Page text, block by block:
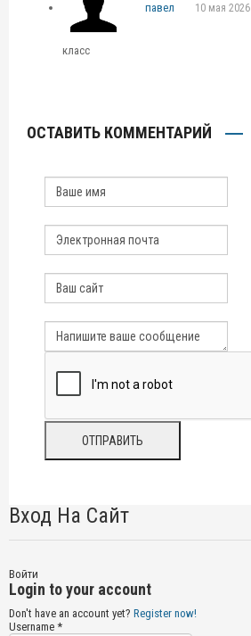
павел 10 мая 2026
класс
ОСТАВИТЬ КОММЕНТАРИЙ
Вход На Сайт
Войти
Login to your account
Don't have an account yet? Register now!
Username *